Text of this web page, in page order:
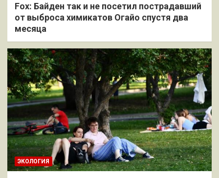
Fox: Байден так и не посетил пострадавший
от выброса химикатов Огайо спустя два
месяца
ЭКОЛОГИЯ